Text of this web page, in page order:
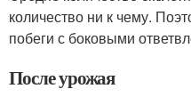
количество ни к чему.
побеги с боковыми
После урожая